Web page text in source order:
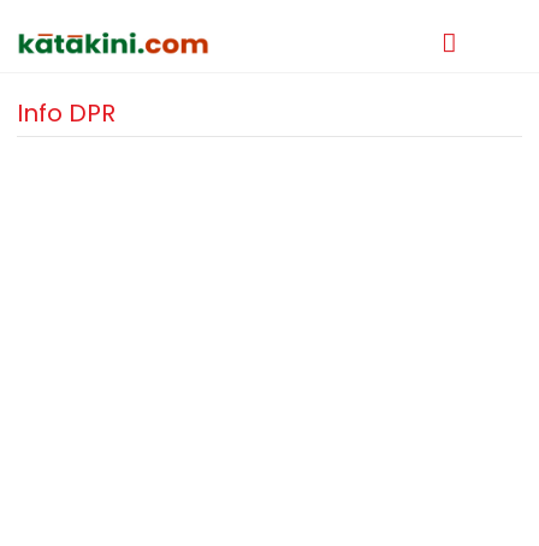
Info DPR